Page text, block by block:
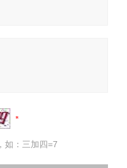
如：三加四=7